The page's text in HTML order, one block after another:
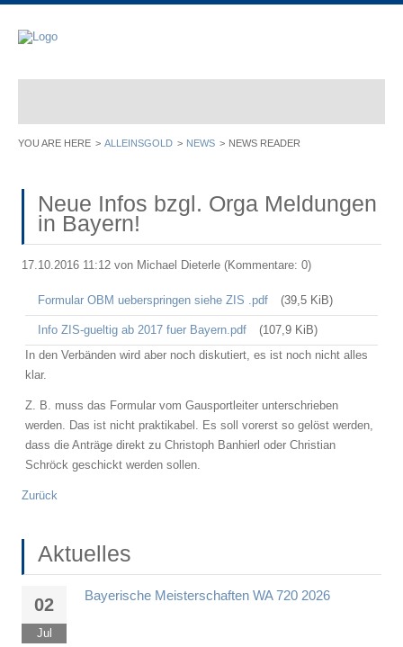
ALLEINSGOLD NEWS NEWS READER
Neue Infos bzgl. Orga Meldungen
in Bayern!
17.10.2016 11:12 von Michael Dieterle (Kommentare: 0)
Formular OBM ueberspringen siehe ZIS .pdf (39,5 KiB)
Info ZIS-gueltig ab 2017 fuer Bayern.pdf
(107,9 KiB)
In den Verbänden wird aber noch diskutiert, es ist noch nicht alles
klar.
Z. B. muss das Formular vom Gausportleiter unterschrieben
werden. Das ist nicht praktikabel. Es soll vorerst so gelöst werden,
dass die Anträge direkt zu Christoph Banhierl oder Christian
Schröck geschickt werden sollen.
Zurück
Aktuelles
02
Jul
Bayerische Meisterschaften WA 720 2026